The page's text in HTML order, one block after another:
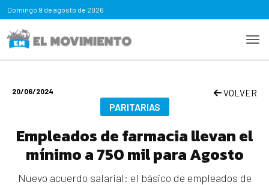
Domingo 9 de agosto de 2026
20/06/2024 VOLVER
PARITARIAS
Empleados de farmacia llevan el
mínimo a 750 mil para Agosto
Nuevo acuerdo salarial: el básico de empleados de